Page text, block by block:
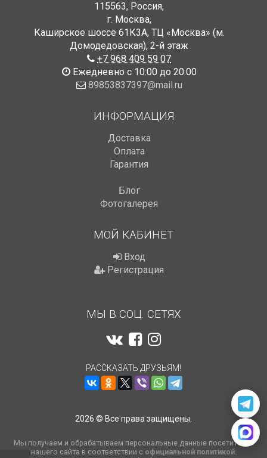
115563, Россия,
г. Москва,
Каширское шоссе 61К3А, ТЦ «Москва» (м.
Домодедовская), 2-й этаж
+7 968 409 59 07
Ежедневно с 10:00 до 20:00
89853837397@mail.ru
ИНФОРМАЦИЯ
Доставка
Оплата
Гарантия
Блог
Фотогалерея
МОЙ КАБИНЕТ
Вход
Регистрация
МЫ В СОЦ. СЕТЯХ
РАССКАЗАТЬ ДРУЗЬЯМ!
2026 © Все права защищены.
Мы получаем и обрабатываем персональные данные посетителей
нашего сайта в соответствии с официальной политикой.